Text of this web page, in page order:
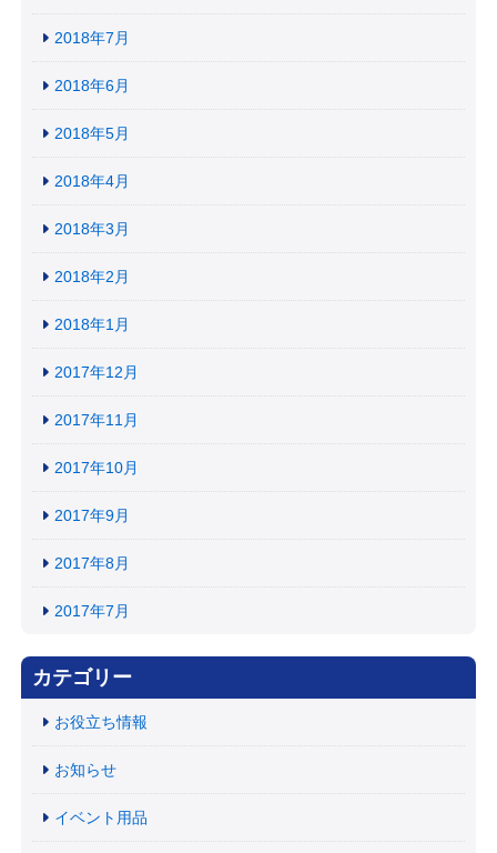
2018年7月
2018年6月
2018年5月
2018年4月
2018年3月
2018年2月
2018年1月
2017年12月
2017年11月
2017年10月
2017年9月
2017年8月
2017年7月
カテゴリー
お役立ち情報
お知らせ
イベント用品